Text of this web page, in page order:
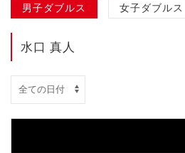
男子ダブルス 女子ダブルス
水口 真人